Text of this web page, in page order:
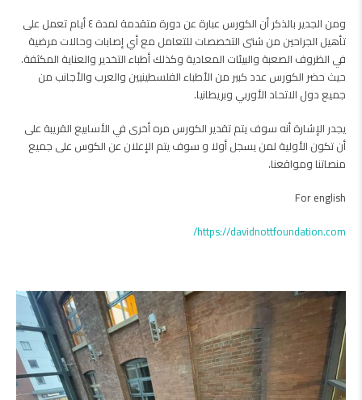
ومن الجدير بالذكر أن الكورس عبارة عن دورة متقدمة لمدة ٤ أيام تعمل على
تأهيل الجراحين من شتى التخصصات للتعامل مع أي إصابات وحالات مرضية
في الظروف الصعبة والبيئات المعادية وكذلك أطباء التخدير والعناية المكثفة.
حيث حضر الكورس عدد كبير من الأطباء الفلسطينيين والعرب والأجانب من
جميع دول الاتحاد الأوربي وبريطانيا.
يجدر الإشارة أنه سوف يتم تقدير الكورس مره أخرى في الأسابيع القريبة على
أن تكون الأولية لمن يسجل أولا و سوف يتم الإعلان عن الكوس على جميع
منصاتنا ومواقعنا.
For english
https://davidnottfoundation.com/